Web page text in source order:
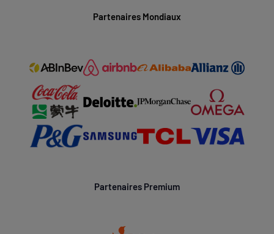
Partenaires Mondiaux
Partenaires Premium